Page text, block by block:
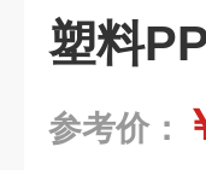
塑料
参考价：